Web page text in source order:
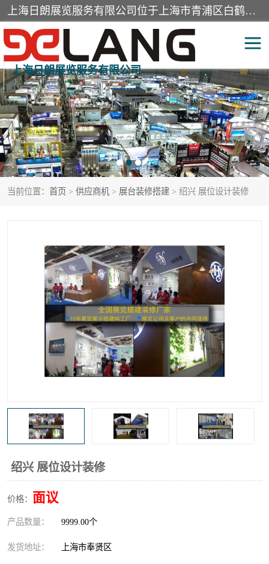
上海日朗展览服务有限公司位于上海市青浦区白鹤镇，营业范围有展览展示会务服务，室内装饰设计及施工，展示道具设计制作，舞台设计，图文设计，灯箱制作，园林绿化工程，广告装潢材料，建筑材料，办公用品，工艺礼品日用百货销售。
上海日朗展览服务有限公司
当前位置： 首页 > 供应商机 > 展台装修搭建 > 绍兴 展位设计装修
绍兴 展位设计装修
价格： 面议
产品数量： 9999.00个
发货地址： 上海市奉贤区
展台装修搭建 活动会议执行
展厅装修 专柜制作
展会装修设计 展会搭建
活动策划 展会服务